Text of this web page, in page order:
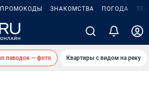
ПРОМОКОДЫ ЗНАКОМСТВА ПОГОДА
паводок — фото Квартиры с видом на реку